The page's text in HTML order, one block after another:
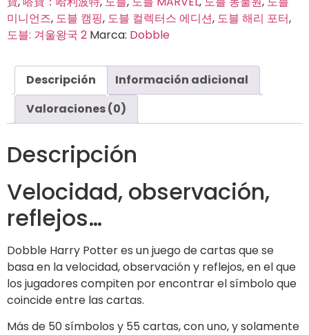
미니언즈, 도블 캠핑, 도블 컬렉터스 에디션, 도블 해리 포터,
도블: 겨울왕국 2 Marca: Dobble
Descripción
Información adicional
Valoraciones (0)
Descripción
Velocidad, observación,
reflejos…
Dobble Harry Potter es un juego de cartas que se
basa en la velocidad, observación y reflejos, en el que
los jugadores compiten por encontrar el símbolo que
coincide entre las cartas.
Más de 50símbolos y 55 cartas, con uno, y solamente